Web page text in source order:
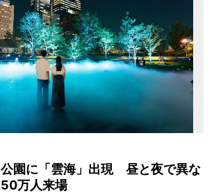
園に「雲海」出現 昼と夜で異な
万人来場